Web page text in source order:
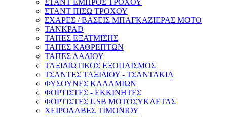
ΣΤΑΝΤ ΕΜΠΡΟΣ ΤΡΟΧΟΥ
ΣΤΑΝΤ ΠΙΣΩ ΤΡΟΧΟΥ
ΣΧΑΡΕΣ / ΒΑΣΕΙΣ ΜΠΑΓΚΑΖΙΕΡΑΣ ΜΟΤΟ
TANKPAD
ΤΑΠΕΣ ΕΞΑΤΜΙΣΗΣ
ΤΑΠΕΣ ΚΑΘΡΕΠΤΩΝ
ΤΑΠΕΣ ΛΑΔΙΟΥ
ΤΑΞΙΔΙΩΤΙΚΟΣ ΕΞΟΠΛΙΣΜΟΣ
ΤΣΑΝΤΕΣ ΤΑΞΙΔΙΟΥ - ΤΣΑΝΤΑΚΙΑ
ΦΥΣΟΥΝΕΣ ΚΑΛΑΜΙΩΝ
ΦΟΡΤΙΣΤΕΣ - ΕΚΚΙΝΗΤΕΣ
ΦΟΡΤΙΣΤΕΣ USB ΜΟΤΟΣΥΚΛΕΤΑΣ
ΧΕΙΡΟΛΑΒΕΣ ΤΙΜΟΝΙΟΥ